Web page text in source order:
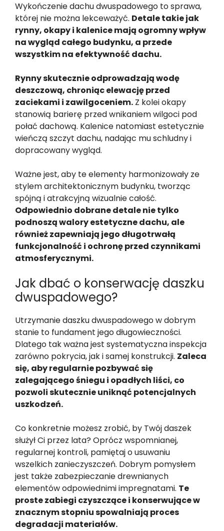
Wykończenie dachu dwuspadowego to sprawa,
której nie można lekceważyć. Detale takie jak
rynny, okapy i kalenice mają ogromny wpływ
na wygląd całego budynku, a przede
wszystkim na efektywność dachu.
Rynny skutecznie odprowadzają wodę
deszczową, chroniąc elewację przed
zaciekami i zawilgoceniem. Z kolei okapy
stanowią barierę przed wnikaniem wilgoci pod
połać dachową. Kalenice natomiast estetycznie
wieńczą szczyt dachu, nadając mu schludny i
dopracowany wygląd.
Ważne jest, aby te elementy harmonizowały ze
stylem architektonicznym budynku, tworząc
spójną i atrakcyjną wizualnie całość.
Odpowiednio dobrane detale nie tylko
podnoszą walory estetyczne dachu, ale
również zapewniają jego długotrwałą
funkcjonalność i ochronę przed czynnikami
atmosferycznymi.
Jak dbać o konserwację daszku
dwuspadowego?
Utrzymanie daszku dwuspadowego w dobrym
stanie to fundament jego długowieczności.
Dlatego tak ważna jest systematyczna inspekcja
zarówno pokrycia, jak i samej konstrukcji. Zaleca
się, aby regularnie pozbywać się
zalegającego śniegu i opadłych liści, co
pozwoli skutecznie uniknąć potencjalnych
uszkodzeń.
Co konkretnie możesz zrobić, by Twój daszek
służył Ci przez lata? Oprócz wspomnianej,
regularnej kontroli, pamiętaj o usuwaniu
wszelkich zanieczyszczeń. Dobrym pomysłem
jest także zabezpieczanie drewnianych
elementów odpowiednimi impregnatami. Te
proste zabiegi czyszczące i konserwujące w
znacznym stopniu spowalniają proces
degradacji materiałów.